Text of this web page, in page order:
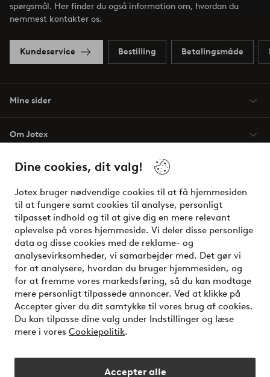
Dine cookies, dit valg!
Jotex bruger nødvendige cookies til at få hjemmesiden
til at fungere samt cookies til analyse, personligt
tilpasset indhold og til at give dig en mere relevant
oplevelse på vores hjemmeside. Vi deler disse personlige
data og disse cookies med de reklame- og
analysevirksomheder, vi samarbejder med. Det gør vi
for at analysere, hvordan du bruger hjemmesiden, og
for at fremme vores markedsføring, så du kan modtage
mere personligt tilpassede annoncer. Ved at klikke på
Accepter giver du dit samtykke til vores brug af cookies.
Du kan tilpasse dine valg under Indstillinger og læse
mere i vores Cookiepolitik.
Accepter alle
spørgsmål. Her finder du også information om, hvordan du
nemmest kontakter os.
Kundeservice Bestilling Betalingsmåde
Mine sider
Om Jotex
Vilkår
Venner
Sikre betalinger - betal nu eller del op
Vil du vide mere om vores betalingsmuligheder?
elpy